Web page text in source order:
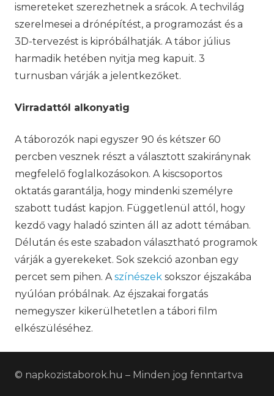
ismereteket szerezhetnek a srácok. A techvilág
szerelmesei a drónépítést, a programozást és a
3D-tervezést is kipróbálhatják. A tábor július
harmadik hetében nyitja meg kapuit. 3
turnusban várják a jelentkezőket.
Virradattól alkonyatig
A táborozók napi egyszer 90 és kétszer 60
percben vesznek részt a választott szakiránynak
megfelelő foglalkozásokon. A kiscsoportos
oktatás garantálja, hogy mindenki személyre
szabott tudást kapjon. Függetlenül attól, hogy
kezdő vagy haladó szinten áll az adott témában.
Délután és este szabadon választható programok
várják a gyerekeket. Sok szekció azonban egy
percet sem pihen. Aszínészek sokszor éjszakába
nyúlóan próbálnak. Az éjszakai forgatás
nemegyszer kikerülhetetlen a tábori film
elkészüléséhez.
© napkozistaborok.hu – Minden jog fenntartva